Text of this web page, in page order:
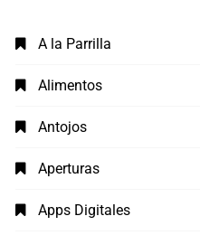
A la Parrilla
Alimentos
Antojos
Aperturas
Apps Digitales